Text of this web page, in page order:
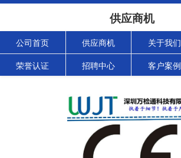
供应商机
公司首页 供应商机 关于我们
荣誉认证 招聘中心 客户案例